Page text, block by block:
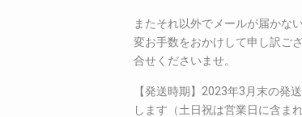
またそれ以外でメールが届かな
変お手数をおかけして申し訳ご
合せくださいませ。
【発送時期】2023年3月末の発
します（土日祝は営業日に含ま